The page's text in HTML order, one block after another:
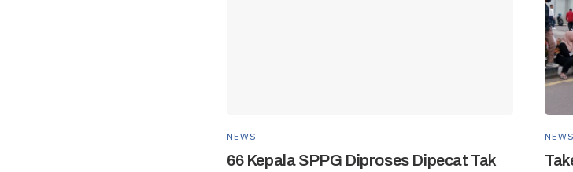
NEWS
66 Kepala SPPG Diproses Dipecat Tak
NEWS